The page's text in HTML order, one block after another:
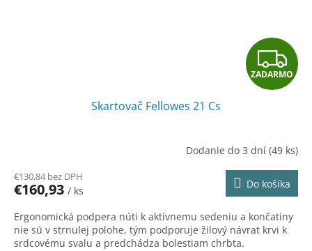
Z
A
A
R
M
O
ZADARMO
Skartovač Fellowes 21 Cs
Dodanie do 3 dní (49 ks)
€130,84 bez DPH
€160,93 / ks
Do košíka
Ergonomická podpera núti k aktívnemu sedeniu a končatiny
nie sú v strnulej polohe, tým podporuje žilový návrat krvi k
srdcovému svalu a predchádza bolestiam chrbta.